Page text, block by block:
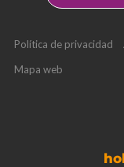
Política de privacidad
Mapa web